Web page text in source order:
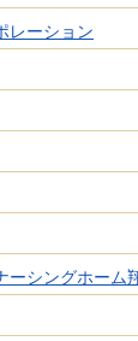
レーション
ーシングホーム